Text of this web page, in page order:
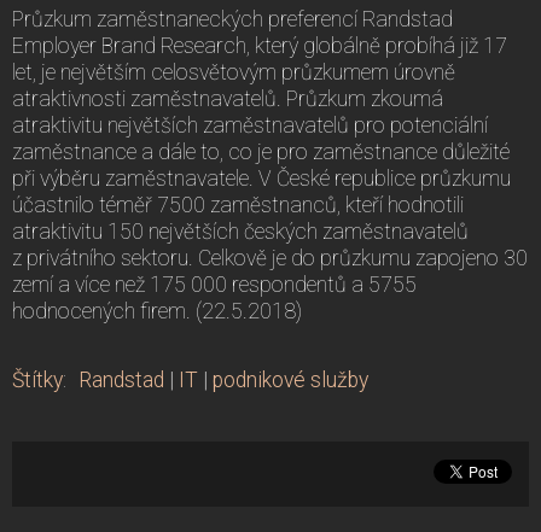
Průzkum zaměstnaneckých preferencí Randstad
Employer Brand Research, který globálně probíhá již 17
let, je největším celosvětovým průzkumem úrovně
atraktivnosti zaměstnavatelů. Průzkum zkoumá
atraktivitu největších zaměstnavatelů pro potenciální
zaměstnance a dále to, co je pro zaměstnance důležité
při výběru zaměstnavatele. V České republice průzkumu
účastnilo téměř 7500 zaměstnanců, kteří hodnotili
atraktivitu 150 největších českých zaměstnavatelů
z privátního sektoru. Celkově je do průzkumu zapojeno 30
zemí a více než 175 000 respondentů a 5755
hodnocených firem. (22.5.2018)
Štítky: Randstad | IT | podnikové služby